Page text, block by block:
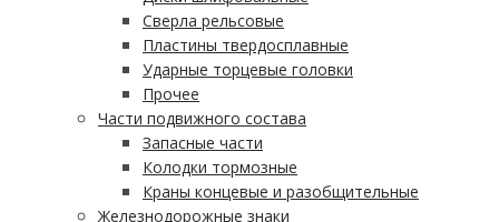
Сверла рельсовые
Пластины твердосплавные
Ударные торцевые головки
Прочее
Части подвижного состава
Запасные части
Колодки тормозные
Краны концевые и разобщительные
Железнодорожные знаки